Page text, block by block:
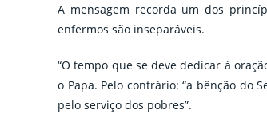
A mensagem recorda um dos
enfermos são inseparáveis.
“O tempo que se deve dedicar à
o Papa. Pelo contrário: “a bênção do
pelo serviço dos pobres”.